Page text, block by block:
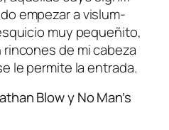
em­pe­zar a vis­lum­
muy pe­que­ñi­to,
de mi ca­be­za
le per­mi­te la entrada.
Blow y No Man’s